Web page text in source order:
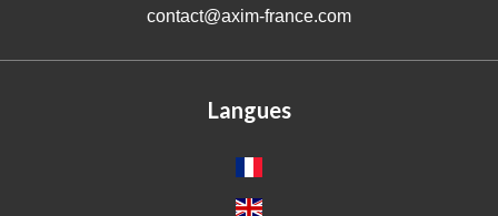
contact@axim-france.com
Langues